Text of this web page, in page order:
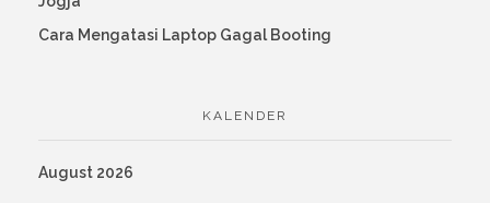
Cara Mengatasi Laptop Gagal Booting
KALENDER
August 2026